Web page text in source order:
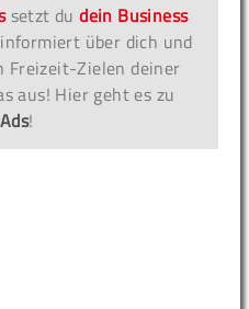
setzt dudein Business
über dich und
Zielen deiner
aus! Hier geht es zu
!